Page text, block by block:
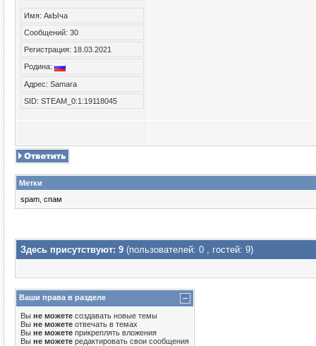
Имя: АкЫча
Сообщений: 30
Регистрация: 18.03.2021
Родина:
Адрес: Samara
SID: STEAM_0:1:19118045
Метки
spam спам
Здесь присутствуют: 9 (пользователей: 0 , гостей: 9)
Ваши права в разделе
Вы не можете создавать новые темы
Вы не можете отвечать в темах
Вы не можете прикреплять вложения
Вы не можете редактировать свои сообщения